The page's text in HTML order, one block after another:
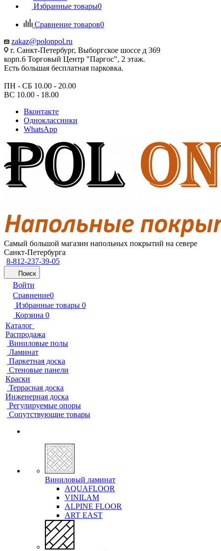
Избранные товары0
Сравнение товаров0
zakaz@polonpol.ru
г. Санкт-Петербург, Выборгское шоссе д 369
корп.6 Торговый Центр "Паргос", 2 этаж.
Есть большая бесплатная парковка.
ПН - СБ 10.00 - 20.00
ВС 10.00 - 18.00
Вконтакте
Одноклассники
WhatsApp
Самый большой магазин напольных покрытий на севере
Санкт-Петербурга
8-812-237-39-05
Поиск
Войти
Сравнение0
Избранные товары 0
Корзина 0
Каталог
Распродажа
Виниловые полы
Ламинат
Паркетная доска
Стеновые панели
Краски
Террасная доска
Инженерная доска
Регулируемые опоры
Сопутствующие товары
Виниловый ламинат
AQUAFLOOR
VINILAM
ALPINE FLOOR
ART EAST